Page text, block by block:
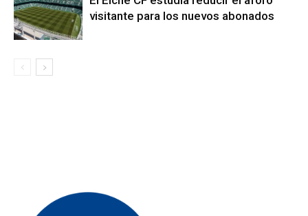
visitante para los nuevos abonados